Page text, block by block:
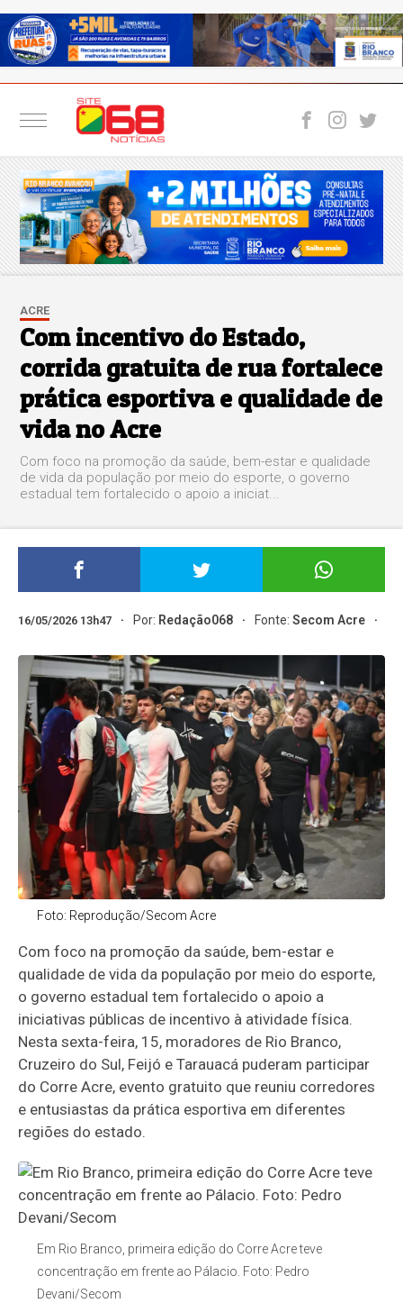
ACRE
Com incentivo do Estado,
corrida gratuita de rua fortalece
prática esportiva e qualidade de
vida no Acre
Com foco na promoção da saúde, bem-estar e qualidade
de vida da população por meio do esporte, o governo
estadual tem fortalecido o apoio a iniciat...
16/05/2026 13h47 Por: Redação068 Fonte:Secom Acre
Foto: Reprodução/Secom Acre
Com foco na promoção da saúde, bem-estar e
qualidade de vida da população por meio do esporte,
o governo estadual tem fortalecido o apoio a
iniciativas públicas de incentivo à atividade física.
Nesta sexta-feira, 15, moradores de Rio Branco,
Cruzeiro do Sul, Feijó e Tarauacá puderam participar
do Corre Acre, evento gratuito que reuniu corredores
e entusiastas da prática esportiva em diferentes
regiões do estado.
Em Rio Branco, primeira edição do Corre Acre teve
concentração em frente ao Pálacio. Foto: Pedro
Devani/Secom